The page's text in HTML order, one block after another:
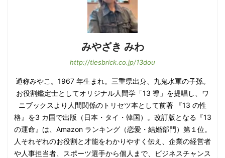
みやざき みわ
http://tiesbrick.co.jp/13dou
通称みやこ。1967 年生まれ。三重県出身、九鬼水軍の子孫。
お役割鑑定士としてオリジナル人間学「13 導」を提唱し、ワ
ニブックスより人間関係のトリセツ本として前著 『13 の性
格』を3 カ国で出版（日本・タイ・韓国）。改訂版となる『13
の運命』は、Amazon ランキング（恋愛・結婚部門）第１位。
人それぞれのお役割と才能をわかりやすく伝え、企業の経営者
や人事担当者、スポーツ選手から個人まで、ビジネスチャンス